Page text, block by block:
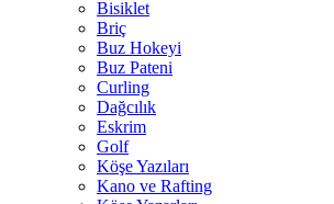
Bisiklet
Briç
Buz Hokeyi
Buz Pateni
Curling
Dağcılık
Eskrim
Golf
Köşe Yazıları
Kano ve Rafting